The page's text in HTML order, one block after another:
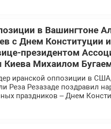
в Вашингтоне
с Днем Конституции
президентом
Киева Михаилом
иранской оппозиции в
Реза Резазаде поздравил
праздников – Днем